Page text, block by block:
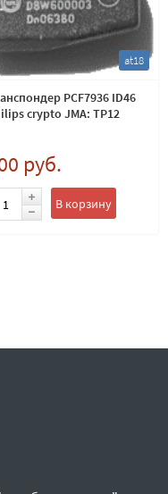
at18
PCF7936 ID46
crypto JMA: TP12
руб.
В корзину